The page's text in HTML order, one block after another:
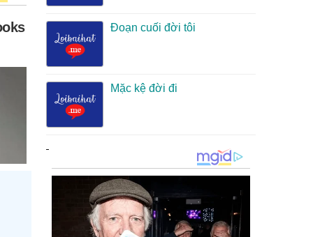
Đoạn cuối đời tôi
Mặc kệ đời đi